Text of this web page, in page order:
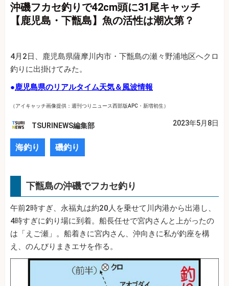
沖磯フカセ釣りで42cm頭に31尾キャッチ
【鹿児島・下甑島】魚の活性は潮次第？
4月2日、鹿児島県薩摩川内市・下甑島の瀬々野浦地区へクロ
釣りに出掛けてみた。
●鹿児島県のリアルタイム天気＆風波情報
（アイキャッチ画像提供：週刊つりニュース西部版APC・新増初生）
TSURINEWS編集部 2023年5月8日
海釣り 磯釣り
下甑島の沖磯でフカセ釣り
午前2時すぎ、永福丸は約20人を乗せて川内港から出港し、
4時すぎに釣り場に到着。船長任せで宮内さんと上がったの
は「えご瀬」。船着きに宮内さん、沖向きに私が釣座を構
え、のんびりまきエサを作る。